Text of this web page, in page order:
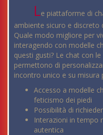
Le piattaforme di
ambiente sicuro e discreto
Quale modo migliore per
interagendo con modelle
questi gusti? Le chat con
permettono di
incontro unico e su misura
Accesso a modelle
feticismo dei piedi
Possibilità di
Interazioni in tempo
autentica